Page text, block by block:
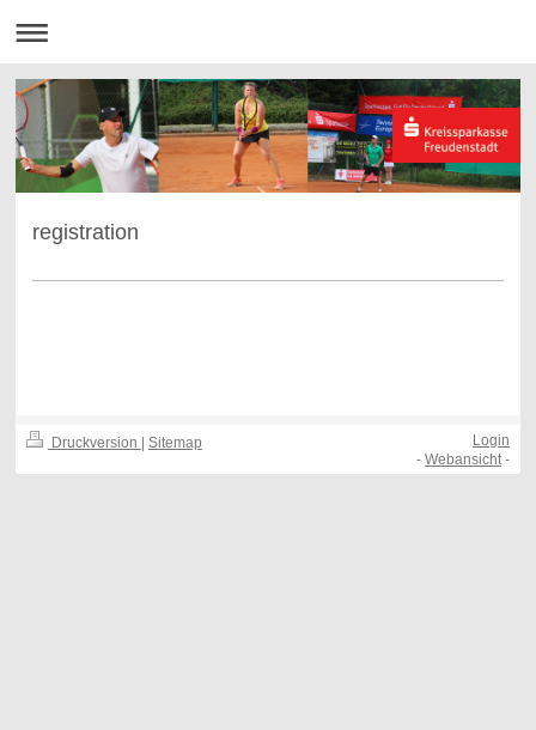
registration
Druckversion | Sitemap
Login
-Webansicht -